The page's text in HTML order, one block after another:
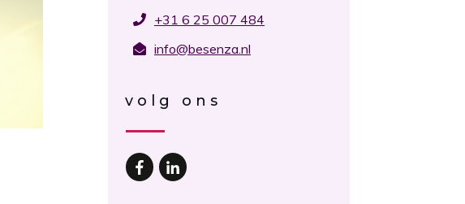
+31 6 25 007 484
info@besenza.nl
volg ons